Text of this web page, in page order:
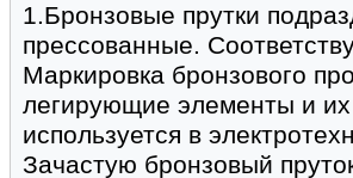
1.Бронзовые прутки
прессованные.
Маркировка бронзового
легирующие элементы и
используется в
Зачастую бронзовый